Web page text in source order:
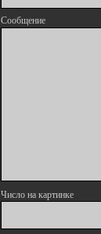
Сообщение
Число на картинке